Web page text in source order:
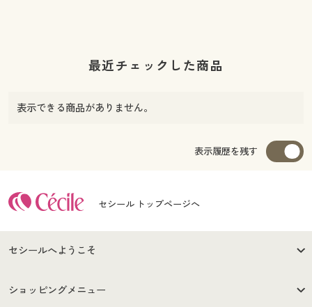
最近チェックした商品
表示できる商品がありません。
表示履歴を残す
セシール トップページへ
セシールへようこそ
はじめての方へ
ショッピングメニュー